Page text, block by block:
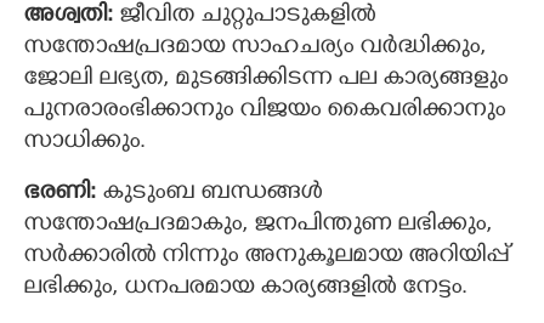
അശ്വതി: ജീവിത ചുറ്റുപാടുകളില്‍
സന്തോഷപ്രദമായ സാഹചര്യം വര്‍ദ്ധിക്കും,
ജോലി ലഭ്യത, മുടങ്ങിക്കിടന്ന പല കാര്യങ്ങളും
പുനരാരംഭിക്കാനും വിജയം കൈവരിക്കാനും
സാധിക്കും.
ഭരണി: കുടുംബ ബന്ധങ്ങൾ
സന്തോഷപ്രദമാകും, ജനപിന്തുണ ലഭിക്കും,
സര്‍ക്കാരില്‍ നിന്നും അനുകൂലമായ അറിയിപ്പ്
ലഭിക്കും, ധനപരമായ കാര്യങ്ങളില്‍ നേട്ടം.